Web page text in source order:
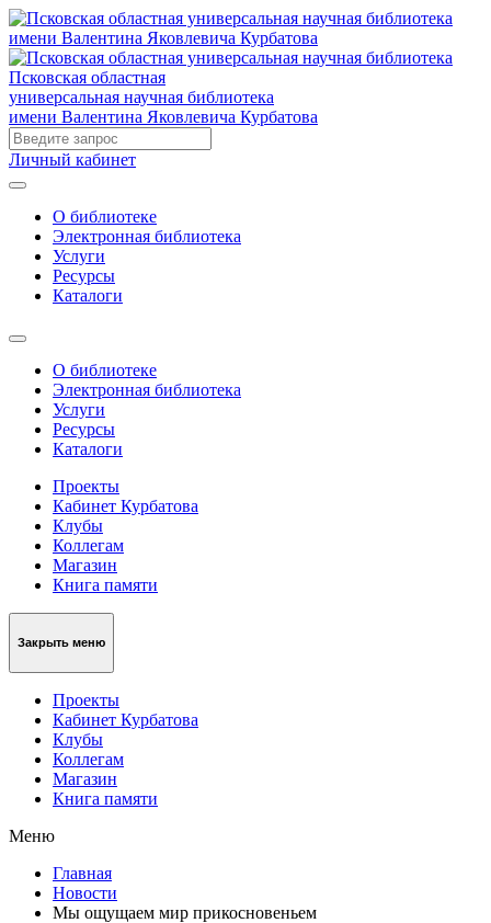
Псковская областная
универсальная научная библиотека
имени Валентина Яковлевича Курбатова
Личный кабинет
О библиотеке
Электронная библиотека
Услуги
Ресурсы
Каталоги
О библиотеке
Электронная библиотека
Услуги
Ресурсы
Каталоги
Проекты
Кабинет Курбатова
Клубы
Коллегам
Магазин
Книга памяти
Закрыть меню
Проекты
Кабинет Курбатова
Клубы
Коллегам
Магазин
Книга памяти
Меню
Главная
Новости
Мы ощущаем мир прикосновеньем